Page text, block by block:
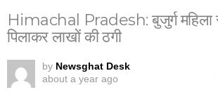
Himachal Pradesh: बुजुर्ग महिला
पिलाकर लाखों की ठगी
by Newsghat Desk
about a year ago